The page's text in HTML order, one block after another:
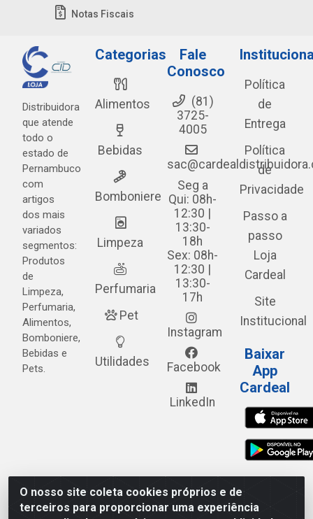
O nosso site coleta cookies próprios e de
terceiros para proporcionar uma experiência
Notas Fiscais
Distribuidora
que atende
todo o
estado de
Pernambuco
com
artigos
dos mais
variados
segmentos:
Produtos
de
Limpeza,
Perfumaria,
Alimentos,
Bomboniere,
Bebidas e
Pets.
Categorias
Alimentos
Bebidas
Bomboniere
Limpeza
Perfumaria
Pet
Utilidades
Fale
Conosco
(81)
3725-
4005
Seg a
Qui: 08h-
12:30 |
13:30-
18h
Sex: 08h-
12:30 |
13:30-
17h
Instagram
Facebook
LinkedIn
Política
de
Entrega
Política
de
Privacidade
Passo a
passo
Loja
Cardeal
Site
Institucional
Baixar
App
Cardeal
Cardeal Distribuidora - Estrada Alto do Moura, 582 - Alto
do Moura - Caruaru/PE - CEP 55.040-120 - CNPJ